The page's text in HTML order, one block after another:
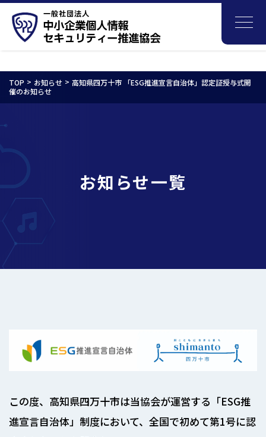
TOP お知らせ
高知県四万十市 「ESG推進宣言自治体」認定証授与式開
催のお知らせ
お知らせ一覧
この度、高知県四万十市は当協会が運営する「ESG推
進宣言自治体」制度において、全国で初めて第1号に認